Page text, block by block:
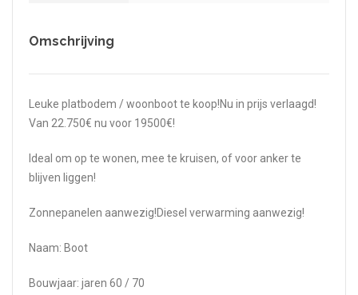
Omschrijving
Leuke platbodem / woonboot te koop!Nu in prijs verlaagd!
Van 22.750€ nu voor 19500€!
Ideal om op te wonen, mee te kruisen, of voor anker te
blijven liggen!
Zonnepanelen aanwezig!Diesel verwarming aanwezig!
Naam: Boot
Bouwjaar: jaren 60 / 70